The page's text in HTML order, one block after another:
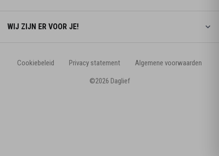
WIJ ZIJN ER VOOR JE!
Cookiebeleid Privacy statement Algemene voorwaarden
©2026 Daglief